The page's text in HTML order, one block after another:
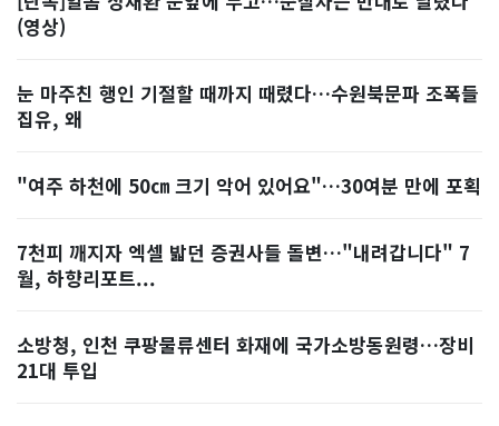
(영상)
눈 마주친 행인 기절할 때까지 때렸다…수원북문파 조폭들
집유, 왜
"여주 하천에 50㎝ 크기 악어 있어요"…30여분 만에 포획
7천피 깨지자 엑셀 밟던 증권사들 돌변…"내려갑니다" 7
월, 하향리포트...
소방청, 인천 쿠팡물류센터 화재에 국가소방동원령…장비
21대 투입